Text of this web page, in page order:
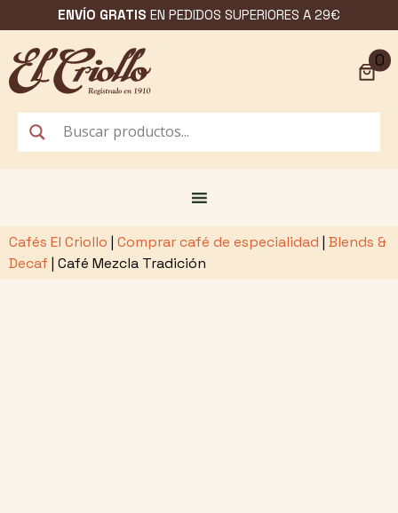
al
contenido
ENVÍO GRATIS EN PEDIDOS SUPERIORES A 29€
0
Cafés El Criollo | Comprar café de especialidad | Blends &
Decaf | Café Mezcla Tradición